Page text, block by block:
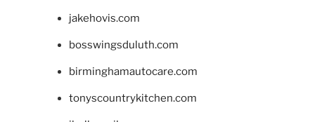
jakehovis.com
bosswingsduluth.com
birminghamautocare.com
tonyscountrykitchen.com